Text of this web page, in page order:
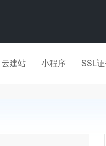
云建站 小程序 SSL